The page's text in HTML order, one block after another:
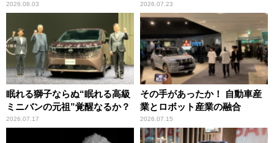
2026.08.03 2026.07.23
眠れる獅子ならぬ“眠れる高級
ミニバンの元祖”覚醒なるか？
2026.07.17
その手があったか！ 自動車産
業とロボット産業の融合
2026.07.15